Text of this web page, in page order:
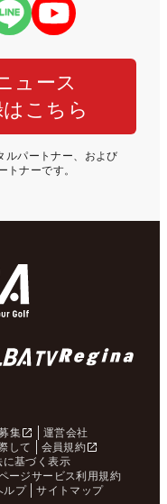
ュース
こちら
ルパートナー、および
トナーです。
集
運営会社
して
会員規約
基づく表示
ージサービス利用規約
ルプ サイトマップ